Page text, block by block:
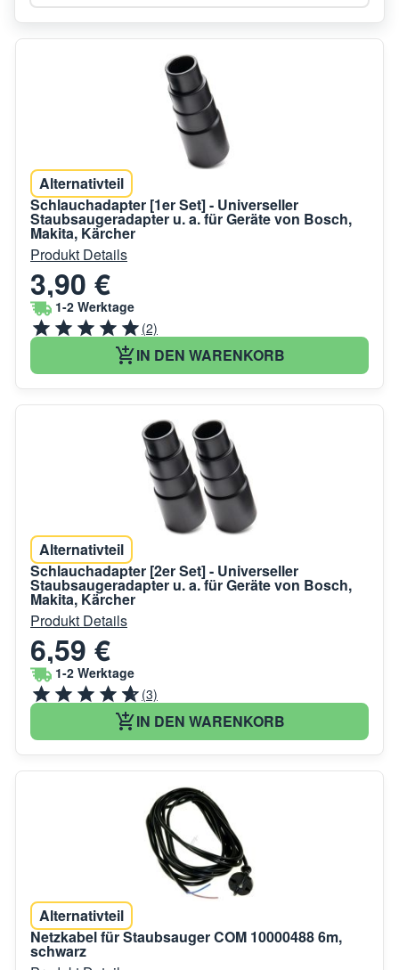
Alternativteil
Schlauchadapter [1er Set] - Universeller
Staubsaugeradapter u. a. für Geräte von Bosch,
Makita, Kärcher
Produkt Details
3,90 €
1-2 Werktage
(2)
IN DEN WARENKORB
Alternativteil
Schlauchadapter [2er Set] - Universeller
Staubsaugeradapter u. a. für Geräte von Bosch,
Makita, Kärcher
Produkt Details
6,59 €
1-2 Werktage
(3)
IN DEN WARENKORB
Alternativteil
Netzkabel für Staubsauger COM 10000488 6m,
schwarz